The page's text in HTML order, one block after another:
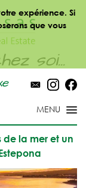
expérience. Si
que vous
soi...
la mer et un